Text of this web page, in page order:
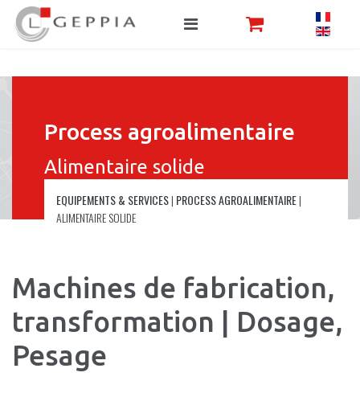
Process agroalimentaire
Alimentaire solide
EQUIPEMENTS & SERVICES| PROCESS AGROALIMENTAIRE|
ALIMENTAIRE SOLIDE
Machines de fabrication,
transformation | Dosage,
Pesage